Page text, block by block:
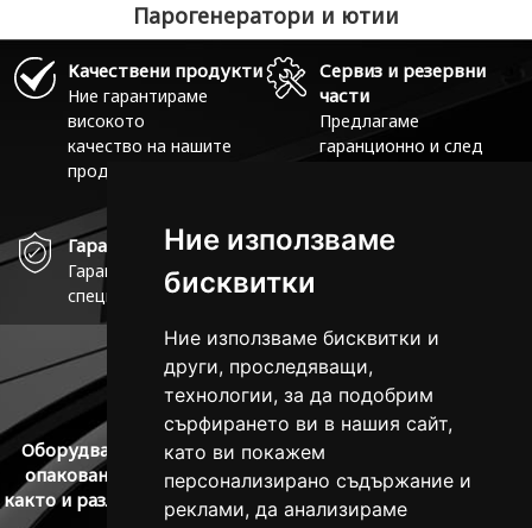
Ние използваме
бисквитки
Ние използваме бисквитки и
други, проследяващи,
технологии, за да подобрим
сърфирането ви в нашия сайт,
като ви покажем
персонализирано съдържание и
реклами, да анализираме
Ние използваме
бисквитки
Ние използваме бисквитки и
други, проследяващи,
технологии, за да подобрим
сърфирането ви в нашия сайт,
като ви покажем
персонализирано съдържание и
реклами, да анализираме
Парогенератори и ютии
Качествени продукти
Ние гарантираме
високото
качество на нашите
продукти!
Сервиз и резервни
части
Предлагаме
гаранционно и след
Гаранция
Гаранция 2 години при
специални условия!
+359 2 9633 626
Оборудване за професионално пране, сушене, гладене,
опаковане, професионални препарати и консумативи,
както и различни резервни части и материали необходими